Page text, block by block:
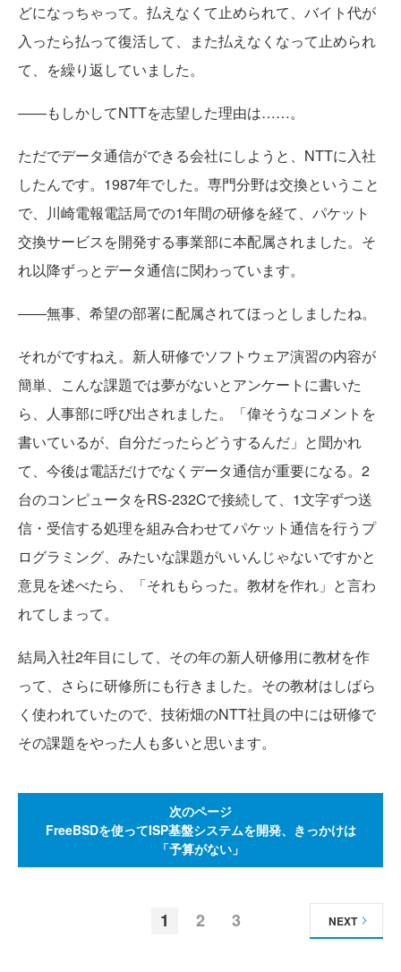
どになっちゃって。払えなくて止められて、バイト代が
入ったら払って復活して、また払えなくなって止められ
て、を繰り返していました。
――もしかしてNTTを志望した理由は……。
ただでデータ通信ができる会社にしようと、NTTに入社
したんです。1987年でした。専門分野は交換ということ
で、川崎電報電話局での1年間の研修を経て、パケット
交換サービスを開発する事業部に本配属されました。そ
れ以降ずっとデータ通信に関わっています。
――無事、希望の部署に配属されてほっとしましたね。
それがですねえ。新人研修でソフトウェア演習の内容が
簡単、こんな課題では夢がないとアンケートに書いた
ら、人事部に呼び出されました。「偉そうなコメントを
書いているが、自分だったらどうするんだ」と聞かれ
て、今後は電話だけでなくデータ通信が重要になる。2
台のコンピュータをRS-232Cで接続して、1文字ずつ送
信・受信する処理を組み合わせてパケット通信を行うプ
ログラミング、みたいな課題がいいんじゃないですかと
意見を述べたら、「それもらった。教材を作れ」と言わ
れてしまって。
結局入社2年目にして、その年の新人研修用に教材を作
って、さらに研修所にも行きました。その教材はしばら
く使われていたので、技術畑のNTT社員の中には研修で
その課題をやった人も多いと思います。
次のページ
FreeBSDを使ってISP基盤システムを開発、きっかけは
「予算がない」
1 2 3 NEXT